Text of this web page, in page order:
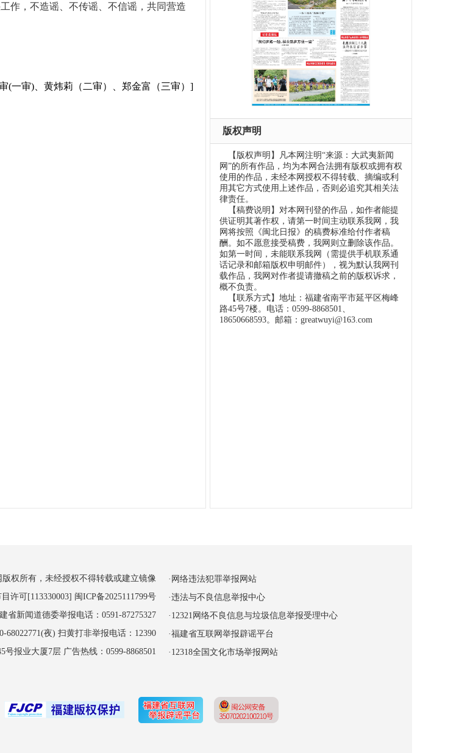
作，不造谣、不传谣、不信谣，共同营造
(一审)、黄炜莉（二审）、郑金富（三审）]
版权声明
【版权声明】凡本网注明“来源：大武夷新闻
网”的所有作品，均为本网合法拥有版权或拥有权
使用的作品，未经本网授权不得转载、摘编或利
用其它方式使用上述作品，否则必追究其相关法
律责任。
【稿费说明】对本网刊登的作品，如作者能提
供证明其著作权，请第一时间主动联系我网，我
网将按照《闽北日报》的稿费标准给付作者稿
酬。如不愿意接受稿费，我网则立删除该作品。
如第一时间，未能联系我网（需提供手机联系通
话记录和邮箱版权申明邮件），视为默认我网刊
载作品，我网对作者提请撤稿之前的版权诉求，
概不负责。
【联系方式】地址：福建省南平市延平区梅峰
路45号7楼。电话：0599-8868501、
18650668593。邮箱：greatwuyi@163.com
版权所有，未经授权不得转载或建立镜像
许可[113330003] 闽ICP备2025111799号
省新闻道德委举报电话：0591-87275327
68022771(夜) 扫黄打非举报电话：12390
报业大厦7层 广告热线：0599-8868501
·网络违法犯罪举报网站
·违法与不良信息举报中心
·12321网络不良信息与垃圾信息举报受理中心
·福建省互联网举报辟谣平台
·12318全国文化市场举报网站